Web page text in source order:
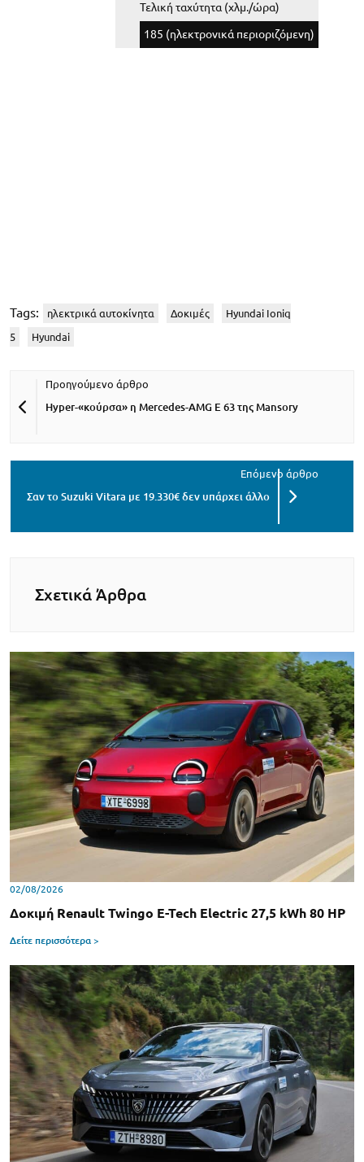
Τελική ταχύτητα (χλμ./ώρα)
185 (ηλεκτρονικά περιοριζόμενη)
Tags: ηλεκτρικά αυτοκίνητα Δοκιμές Hyundai Ioniq
5 Hyundai
Hyper-«κούρσα» η Mercedes-AMG E 63 της Mansory
Σαν το Suzuki Vitara με 19.330€ δεν υπάρχει άλλο
Σχετικά Άρθρα
02/08/2026
Δοκιμή Renault Twingo E-Tech Electric 27,5 kWh 80 HP
Δείτε περισσότερα >